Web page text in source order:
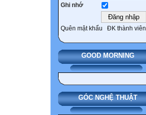
Ghi nhớ
Quên mật khẩu ĐK thành viên
GOOD MORNING
GÓC NGHỆ THUẬT